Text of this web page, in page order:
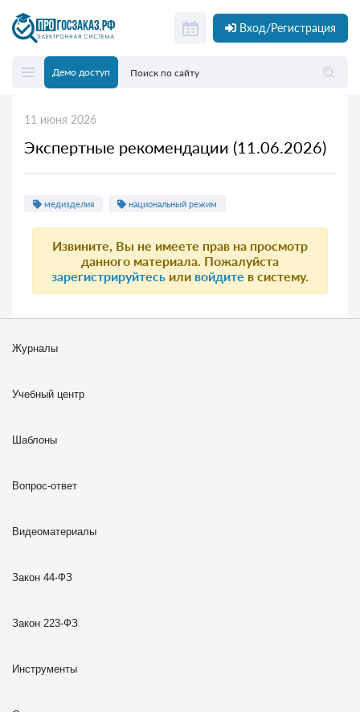
Вход/Регистрация
Демо доступ
11 июня 2026
Экспертные рекомендации (11.06.2026)
медизделия национальный режим
Извините, Вы не имеете прав на просмотр
данного материала. Пожалуйста
зарегистрируйтесь или войдите в систему.
Журналы
Учебный центр
Шаблоны
Вопрос-ответ
Видеоматериалы
Закон 44-ФЗ
Закон 223-ФЗ
Инструменты